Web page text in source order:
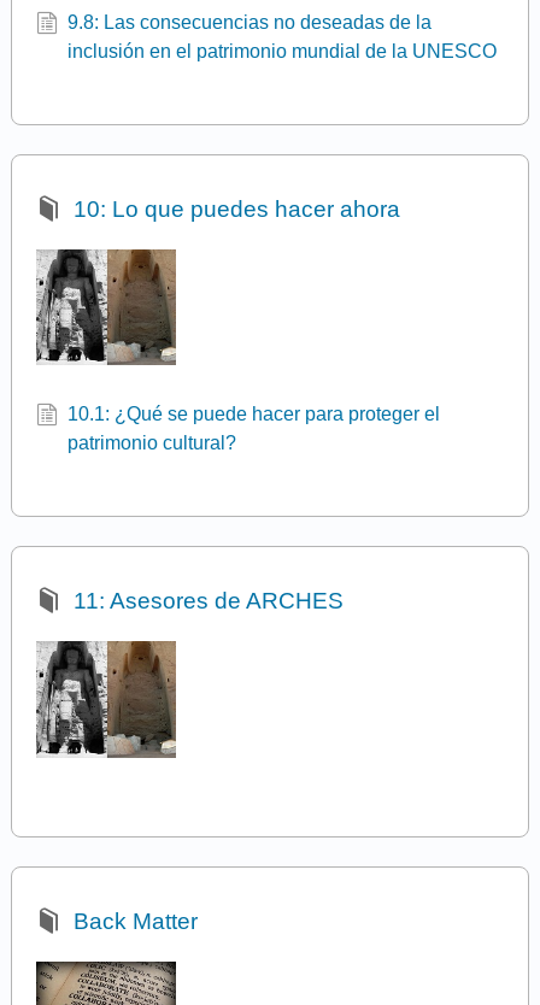
9.8: Las consecuencias no deseadas de la
inclusión en el patrimonio mundial de la UNESCO
10: Lo que puedes hacer ahora
10.1: ¿Qué se puede hacer para proteger el
patrimonio cultural?
11: Asesores de ARCHES
Back Matter